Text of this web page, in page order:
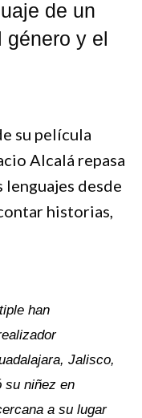
de un
género y el
su película
Alcalá repasa
desde
historias,
han
Jalisco,
su niñez en
a su lugar